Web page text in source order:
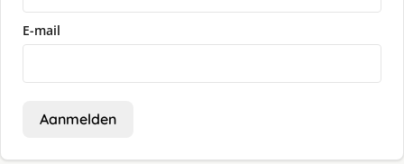
E-mail
Aanmelden